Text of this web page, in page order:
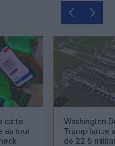
carte
au tout
Washington
Trump lance
de 22,5